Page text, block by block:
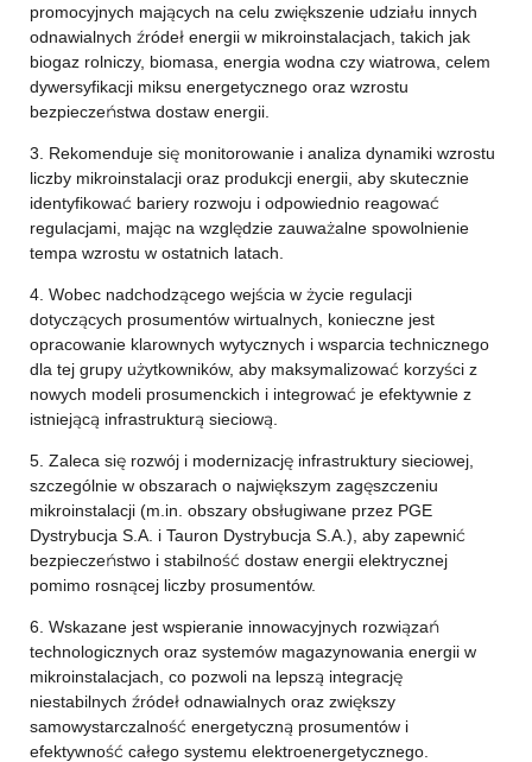
promocyjnych mających na celu zwiększenie udziału innych
odnawialnych źródeł energii w mikroinstalacjach, takich jak
biogaz rolniczy, biomasa, energia wodna czy wiatrowa, celem
dywersyfikacji miksu energetycznego oraz wzrostu
bezpieczeństwa dostaw energii.
3. Rekomenduje się monitorowanie i analiza dynamiki wzrostu
liczby mikroinstalacji oraz produkcji energii, aby skutecznie
identyfikować bariery rozwoju i odpowiednio reagować
regulacjami, mając na względzie zauważalne spowolnienie
tempa wzrostu w ostatnich latach.
4. Wobec nadchodzącego wejścia w życie regulacji
dotyczących prosumentów wirtualnych, konieczne jest
opracowanie klarownych wytycznych i wsparcia technicznego
dla tej grupy użytkowników, aby maksymalizować korzyści z
nowych modeli prosumenckich i integrować je efektywnie z
istniejącą infrastrukturą sieciową.
5. Zaleca się rozwój i modernizację infrastruktury sieciowej,
szczególnie w obszarach o największym zagęszczeniu
mikroinstalacji (m.in. obszary obsługiwane przez PGE
Dystrybucja S.A. i Tauron Dystrybucja S.A.), aby zapewnić
bezpieczeństwo i stabilność dostaw energii elektrycznej
pomimo rosnącej liczby prosumentów.
6. Wskazane jest wspieranie innowacyjnych rozwiązań
technologicznych oraz systemów magazynowania energii w
mikroinstalacjach, co pozwoli na lepszą integrację
niestabilnych źródeł odnawialnych oraz zwiększy
samowystarczalność energetyczną prosumentów i
efektywność całego systemu elektroenergetycznego.